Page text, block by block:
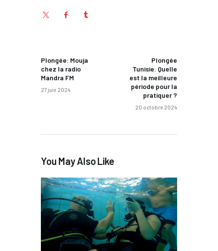
Plongée: Mouja
chez la radio
Mandra FM
27 juin 2024
Plongée
Tunisie: Quelle
est la meilleure
période pour la
pratiquer ?
20 octobre 2024
You May Also Like